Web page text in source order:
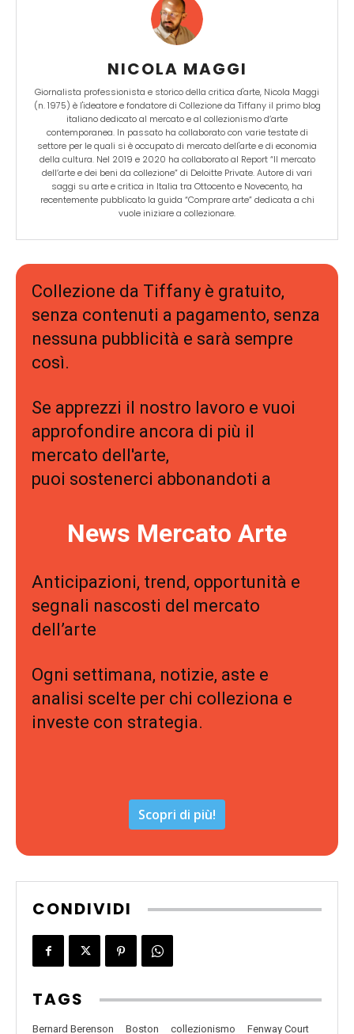
NICOLA MAGGI
Giornalista professionista e storico della critica d'arte, Nicola Maggi
(n. 1975) è l'ideatore e fondatore di Collezione da Tiffany il primo blog
italiano dedicato al mercato e al collezionismo d’arte
contemporanea. In passato ha collaborato con varie testate di
settore per le quali si è occupato di mercato dell'arte e di economia
della cultura. Nel 2019 e 2020 ha collaborato al Report “Il mercato
dell’arte e dei beni da collezione” di Deloitte Private. Autore di vari
saggi su arte e critica in Italia tra Ottocento e Novecento, ha
recentemente pubblicato la guida “Comprare arte” dedicata a chi
vuole iniziare a collezionare.
Collezione da Tiffany è gratuito,
senza contenuti a pagamento, senza
nessuna pubblicità e sarà sempre
così.
Se apprezzi il nostro lavoro e vuoi
approfondire ancora di più il
mercato dell'arte,
puoi sostenerci abbonandoti a
News Mercato Arte
Anticipazioni, trend, opportunità e
segnali nascosti del mercato
dell’arte
Ogni settimana, notizie, aste e
analisi scelte per chi colleziona e
investe con strategia.
Scopri di più!
CONDIVIDI
TAGS
Bernard Berenson Boston collezionismo Fenway Court